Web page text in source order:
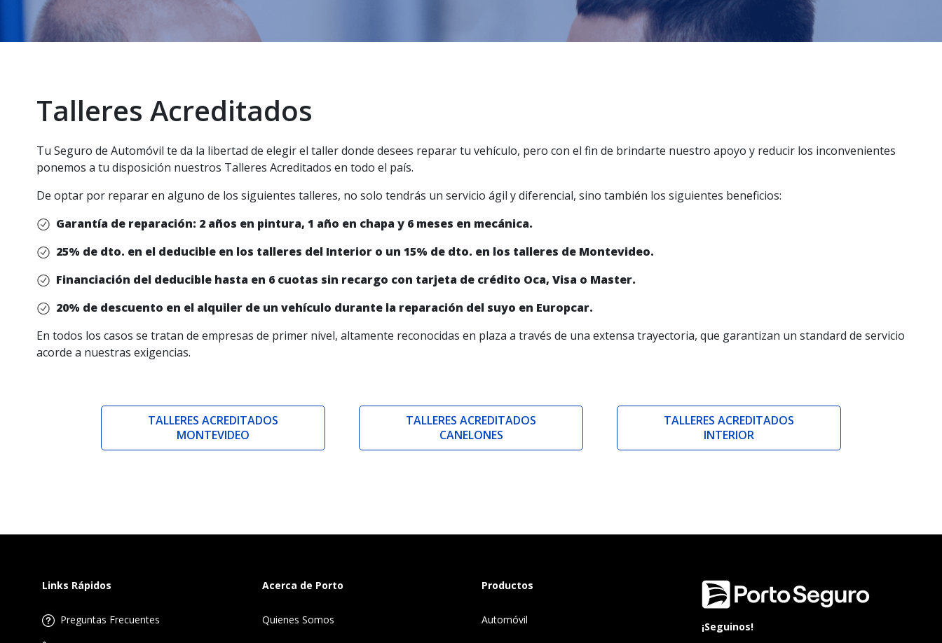
Talleres Acreditados
Tu Seguro de Automóvil te da la libertad de elegir el taller donde desees reparar tu vehículo, pero con el fin de brindarte nuestro apoyo y reducir los inconvenientes
ponemos a tu disposición nuestros Talleres Acreditados en todo el país.
De optar por reparar en alguno de los siguientes talleres, no solo tendrás un servicio ágil y diferencial, sino también los siguientes beneficios:
Garantía de reparación: 2 años en pintura, 1 año en chapa y 6 meses en mecánica.
25% de dto. en el deducible en los talleres del Interior o un 15% de dto. en los talleres de Montevideo.
Financiación del deducible hasta en 6 cuotas sin recargo con tarjeta de crédito Oca, Visa o Master.
20% de descuento en el alquiler de un vehículo durante la reparación del suyo en Europcar.
En todos los casos se tratan de empresas de primer nivel, altamente reconocidas en plaza a través de una extensa trayectoria, que garantizan un standard de servicio
acorde a nuestras exigencias.
TALLERES ACREDITADOS
MONTEVIDEO
TALLERES ACREDITADOS
CANELONES
TALLERES ACREDITADOS
INTERIOR
Links Rápidos
Preguntas Frecuentes
Acerca de Porto
Quienes Somos
Productos
Automóvil
¡Seguinos!